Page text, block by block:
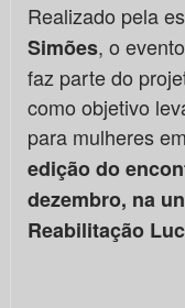
Realizado pela
Simões, o evento
faz parte do
como objetivo
para mulheres
edição do
dezembro, na
Reabilitação